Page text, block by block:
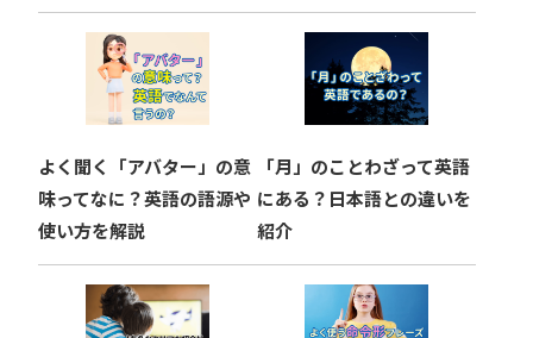
よく聞く「アバター」の意
味ってなに？英語の語源や
使い方を解説
「月」のことわざって英語
にある？日本語との違いを
紹介